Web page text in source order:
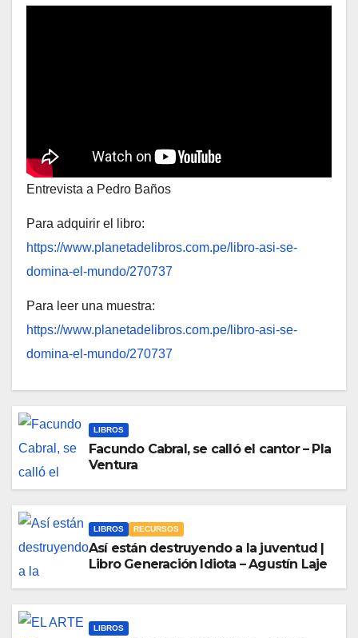
Entrevista a Pedro Baños
Para adquirir el libro:
https://www.planetadelibros.com.pe/libro-asi-se-
domina-el-mundo/270737
Para leer una muestra:
https://www.planetadelibros.com.pe/libro-asi-se-
domina-el-mundo/270737
LIBROS
Facundo Cabral, se calló el cantor – Pla
Ventura
LIBROS RECURSOS
Así están destruyendo a la juventud |
Libro Generación Idiota – Agustín Laje
LIBROS